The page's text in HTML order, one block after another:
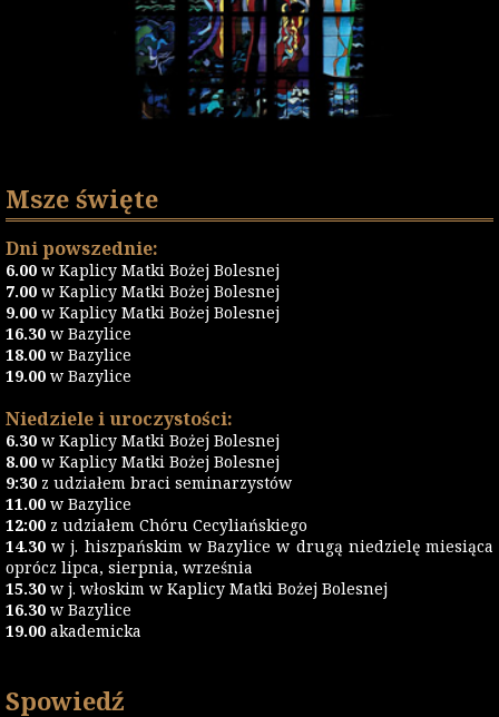
Msze święte
Dni powszednie:
6.00 w Kaplicy Matki Bożej Bolesnej
7.00 w Kaplicy Matki Bożej Bolesnej
9.00 w Kaplicy Matki Bożej Bolesnej
16.30 w Bazylice
18.00 w Bazylice
19.00 w Bazylice
Niedziele i uroczystości:
6.30 w Kaplicy Matki Bożej Bolesnej
8.00 w Kaplicy Matki Bożej Bolesnej
9:30 z udziałem braci seminarzystów
11.00 w Bazylice
12:00 z udziałem Chóru Cecyliańskiego
14.30 w j. hiszpańskim w Bazylice w drugą niedzielę miesiąca
oprócz lipca, sierpnia, września
15.30 w j. włoskim w Kaplicy Matki Bożej Bolesnej
16.30 w Bazylice
19.00 akademicka
Spowiedź